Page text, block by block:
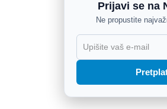
Prijavi se na
Ne propustite